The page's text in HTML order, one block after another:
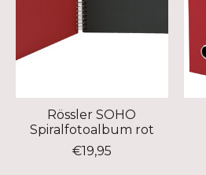
Rössler SOHO
Spiralfotoalbum rot
€19,95